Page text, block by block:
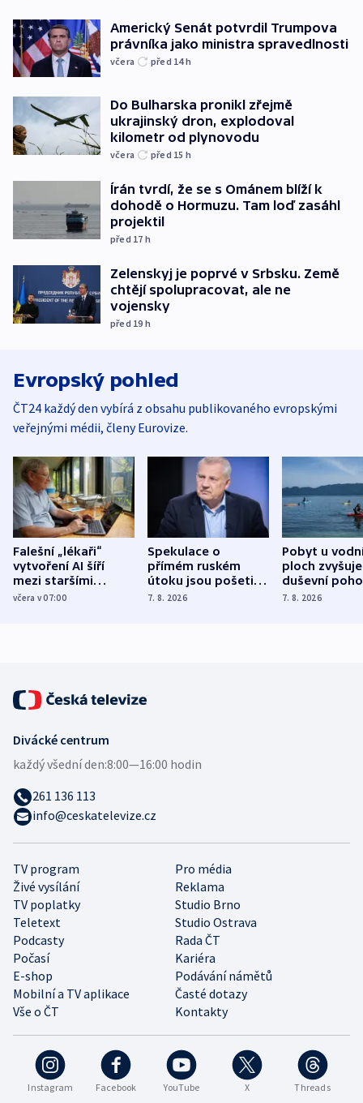
Americký Senát potvrdil Trumpova
právníka jako ministra spravedlnosti
včera před 14h
Do Bulharska pronikl zřejmě
ukrajinský dron, explodoval
kilometr od plynovodu
včera před 15 h
Írán tvrdí, že se s Ománem blíží k
dohodě o Hormuzu. Tam loď zasáhl
projektil
před 17 h
Zelenskyj je poprvé v Srbsku. Země
chtějí spolupracovat, ale ne
vojensky
před 19 h
Evropský pohled
ČT24 každý den vybírá z obsahu publikovaného evropskými
veřejnými médii, členy Eurovize.
Falešní „lékaři“
vytvoření AI šíří
mezi staršími
Poláky nebezpečné
včera v 07:00
Spekulace o
přímém ruském
útoku jsou pošetilé,
míní estonský
7. 8. 2026
Pobyt u
ploch zvyšuje
duševní
ukázala
7. 8. 2026
Instagram Facebook YouTube X Threads
TV program
Pro média
Živé vysílání
Reklama
TV poplatky
Studio Brno
Teletext
Studio Ostrava
Podcasty
Rada ČT
Počasí
Kariéra
E-shop
Podávání námětů
Mobilní a TV aplikace
Časté dotazy
Vše o ČT
Kontakty
Divácké centrum
každý všední den:8:00—16:00 hodin
261 136 113
info@ceskatelevize.cz